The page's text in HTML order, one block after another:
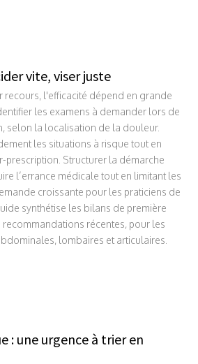
vite, viser juste
recours, l'efficacité dépend en grande
les examens à demander lors de
selon la localisation de la douleur.
les situations à risque tout en
prescription. Structurer la démarche
l’errance médicale tout en limitant les
croissante pour les praticiens de
synthétise les bilans de première
récentes, pour les
lombaires et articulaires.
: une urgence à trier en